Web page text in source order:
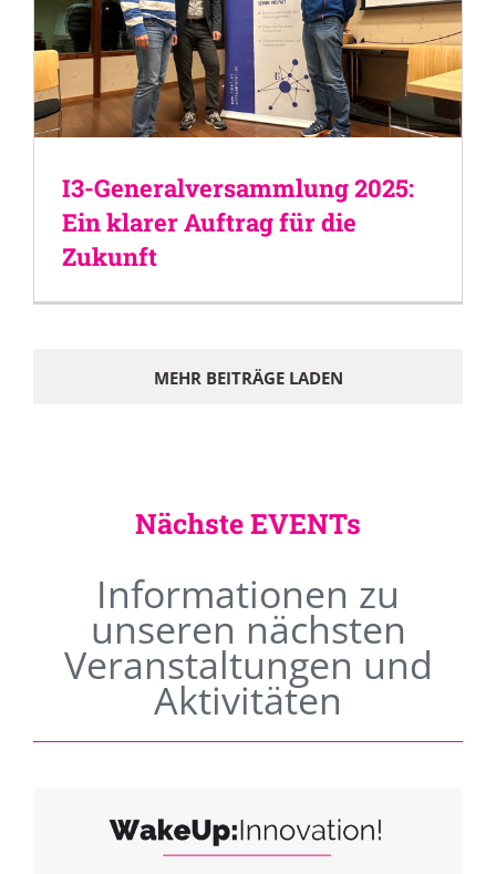
I3-Generalversammlung 2025:
Ein klarer Auftrag für die
Zukunft
MEHR BEITRÄGE LADEN
Nächste EVENTs
Informationen zu
unseren nächsten
Veranstaltungen und
Aktivitäten